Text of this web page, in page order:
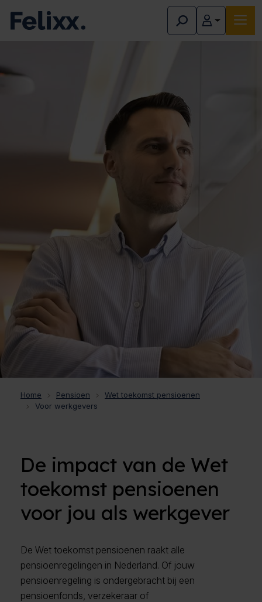
Home Pensioen
Wet toekomst pensioenen
Voor werkgevers
De impact van de Wet
toekomst pensioenen
voor jou als werkgever
De Wet toekomst pensioenen raakt alle
pensioenregelingen in Nederland. Of jouw
pensioenregeling is ondergebracht bij een
pensioenfonds, verzekeraar of